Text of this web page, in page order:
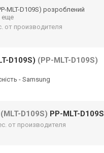
MLT-D109S) розроблений
еще
от производителя
D109S) (PP-MLT-D109S)
- Samsung
(MLT-D109S) PP-MLT-D109S
от производителя